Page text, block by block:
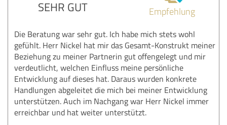
SEHR GUT Empfehlung
Die Beratung war sehr gut. Ich habe mich stets wohl
gefühlt. Herr Nickel hat mir das Gesamt-Konstrukt meiner
Beziehung zu meiner Partnerin gut offengelegt und mir
verdeutlicht, welchen Einfluss meine persönliche
Entwicklung auf dieses hat. Daraus wurden konkrete
Handlungen abgeleitet die mich bei meiner Entwicklung
unterstützen. Auch im Nachgang war Herr Nickel immer
erreichbar und hat weiter unterstützt.